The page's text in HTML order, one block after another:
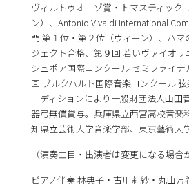
ヴィルトゥオーゾ賞・トマスティック
ン）、Antonio Vivaldi International
門 第１位・第２位（ウィーン）、ハマ
ジェクト合格、第９回 若いヴァイオリ
シュポア国際コンクール セミファイ
回 ブルクハルト国際音楽コンクール
ーディションにより一般財団法人山田
器弓無償貸与。兵庫県立西宮高校音楽
知県立芸術大学音楽学部、東京藝術
（演奏曲目・出演者は変更になる場合
ピアノ伴奏 林典子・古川莉紗・丸山万